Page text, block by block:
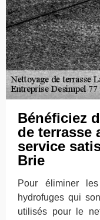
Bénéficiez
de terrasse
service
Brie
Pour éliminer
hydrofuges qui
utilisés pour le